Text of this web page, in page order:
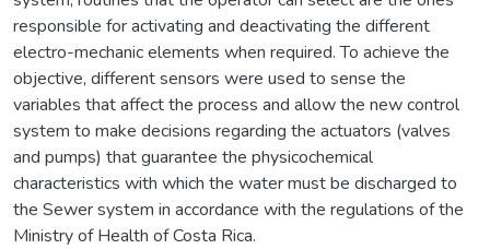
responsible for activating and deactivating the different
electro-mechanic elements when required. To achieve the
objective, different sensors were used to sense the
variables that affect the process and allow the new control
system to make decisions regarding the actuators (valves
and pumps) that guarantee the physicochemical
characteristics with which the water must be discharged to
the Sewer system in accordance with the regulations of the
Ministry of Health of Costa Rica.